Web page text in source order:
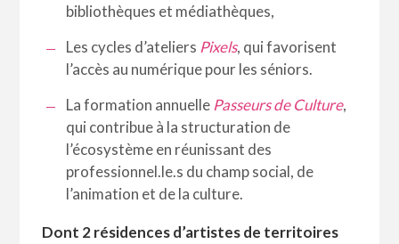
bibliothèques et médiathèques,
Les cycles d’ateliers Pixels, qui favorisent
l’accès au numérique pour les séniors.
La formation annuelle Passeurs de Culture,
qui contribue à la structuration de
l’écosystème en réunissant des
professionnel.le.s du champ social, de
l’animation et de la culture.
Dont 2 résidences d’artistes de territoires